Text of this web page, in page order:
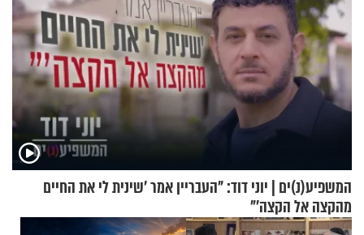
המשפיע(נ)ים | יוני דוד: "העבריין אמר 'שינית לי את החיים
מהקצה אל הקצה'"